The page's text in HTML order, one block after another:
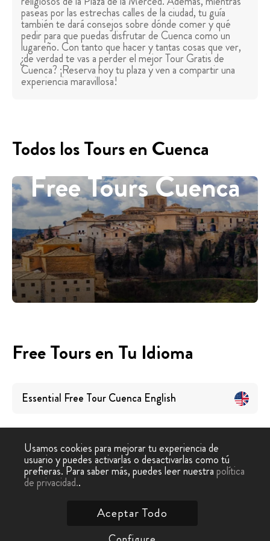
paseas por las estrechas calles de la ciudad, tu guía
también te dará consejos sobre dónde comer y qué
pedir para que puedas disfrutar de Cuenca como un
lugareño. Con tanto que hacer y tantas cosas que ver,
¿de verdad te vas a perder el mejor Tour Gratis de
Cuenca? ¡Reserva hoy tu plaza y ven a compartir una
experiencia maravillosa!
Todos los Tours en Cuenca
Free Tours Cuenca
Free Tours en Tu Idioma
Essential Free Tour Cuenca English
Tour
Gratis - Free Tour
Cuenca
Tour Gratis Cuenca
Usamos cookies para mejorar tu experiencia de
usuario y puedes activarlas o desactivarlas como tú
prefieras. Para saber más, puedes leer nuestrapolítica
de privacidad..
Aceptar Todo